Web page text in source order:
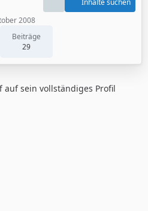
Beiträge
29
Inhalte suchen
2008
sein vollständiges Profil